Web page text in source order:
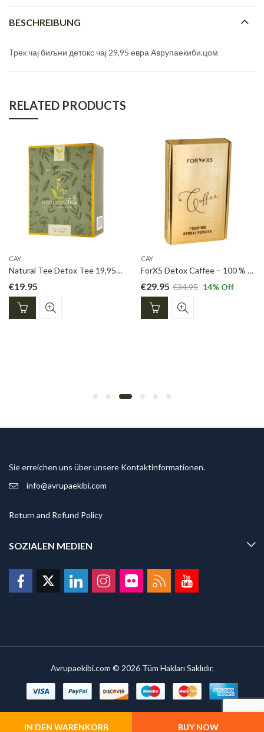
IN DEN WARENKORB BUY NOW
BESCHREIBUNG
Трек чај биљни детокс чај ​​29,95 евра Аврупаекиби.цом
RELATED PRODUCTS
CAY
Natural Tee Detox Tee 19,95 EURO
€19.95
CAY
ForX5 Detox Caffee – 100 % Original 29.95 euro
€29.95 €34.95 14% Off
Sie erreichen uns über unsere Kontaktinformationen.
info@avrupaekibi.com
Return and Refund Policy
SOZIALEN MEDIEN
Avrupaekibi.com © 2026 Tüm Hakları Saklıdır.